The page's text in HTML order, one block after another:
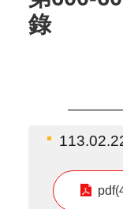
錄